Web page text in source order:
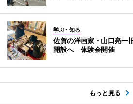
学ぶ・知る
佐賀の洋画家・山口亮一
開設へ 体験会開催
もっと見る